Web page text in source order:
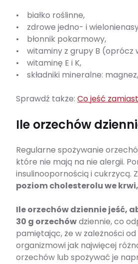
• białko roślinne,
• zdrowe jedno- i
• błonnik pokarmowy,
• witaminy z grupy B (oprócz
• witaminę E i K,
• składniki mineralne:
Sprawdź także: Co jeść
Ile orzechów
Regularne spożywanie
które nie mają na nie alergii.
insulinoopornością i cukrzycą.
poziom cholesterolu we
Ile orzechów dziennie jeść,
30 g orzechówdziennie, co
pamiętając, że w zależności
organizmowi jak najwięcej
orzechów lub spożywać je